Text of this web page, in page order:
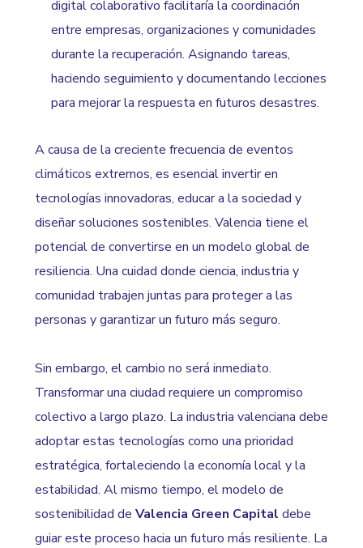
digital colaborativo facilitaría la coordinación
entre empresas, organizaciones y comunidades
durante la recuperación. Asignando tareas,
haciendo seguimiento y documentando lecciones
para mejorar la respuesta en futuros desastres.
A causa de la creciente frecuencia de eventos
climáticos extremos, es esencial invertir en
tecnologías innovadoras, educar a la sociedad y
diseñar soluciones sostenibles. Valencia tiene el
potencial de convertirse en un modelo global de
resiliencia. Una cuidad donde ciencia, industria y
comunidad trabajen juntas para proteger a las
personas y garantizar un futuro más seguro.
Sin embargo, el cambio no será inmediato.
Transformar una ciudad requiere un compromiso
colectivo a largo plazo. La industria valenciana debe
adoptar estas tecnologías como una prioridad
estratégica, fortaleciendo la economía local y la
estabilidad. Al mismo tiempo, el modelo de
sostenibilidad de Valencia Green Capital debe
guiar este proceso hacia un futuro más resiliente. La